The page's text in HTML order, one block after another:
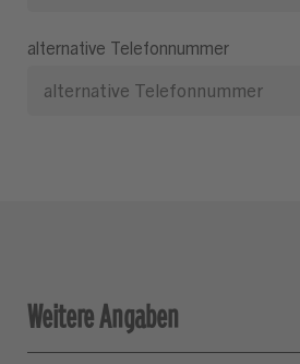
alternative Telefonnummer
Weitere Angaben